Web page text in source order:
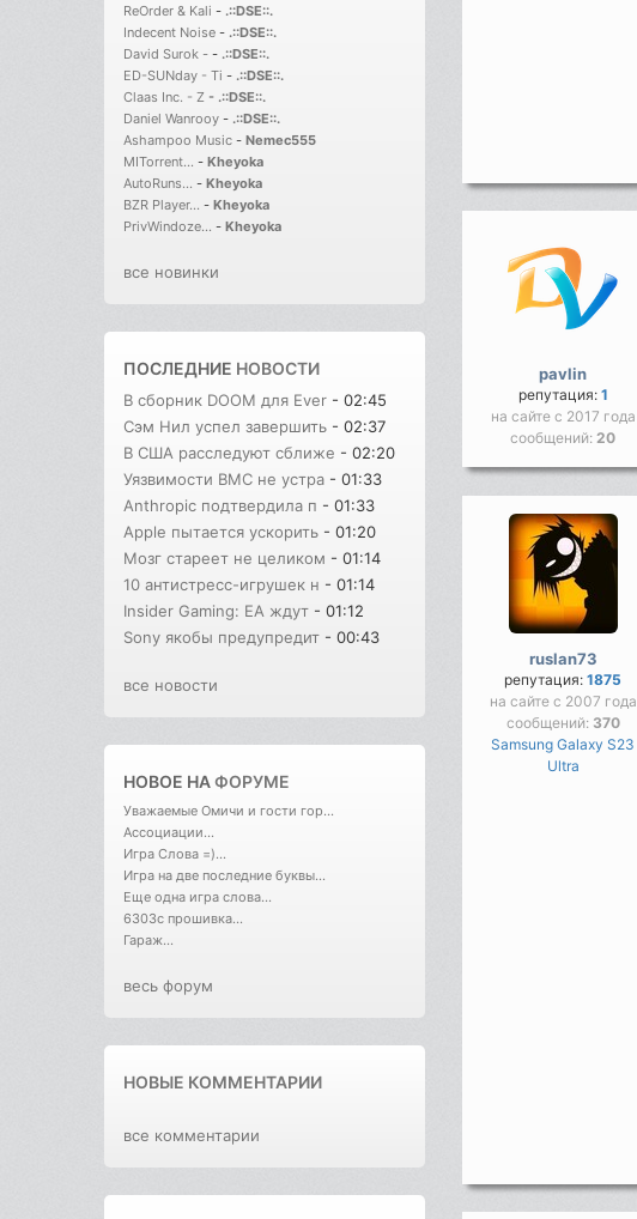
ReOrder & Kali - .::DSE::.
Indecent Noise - .::DSE::.
David Surok - - .::DSE::.
ED-SUNday - Ti - .::DSE::.
Claas Inc. - Z - .::DSE::.
Daniel Wanrooy - .::DSE::.
Ashampoo Music - Nemec555
MITorrent... - Kheyoka
AutoRuns... - Kheyoka
BZR Player... - Kheyoka
PrivWindoze... - Kheyoka
все новинки
ПОСЛЕДНИЕ НОВОСТИ
В сборник DOOM для Ever - 02:45
Сэм Нил успел завершить - 02:37
В США расследуют сближе - 02:20
Уязвимости BMC не устра - 01:33
Anthropic подтвердила п - 01:33
Apple пытается ускорить - 01:20
Мозг стареет не целиком - 01:14
10 антистресс-игрушек н - 01:14
Insider Gaming: EA ждут - 01:12
Sony якобы предупредит - 00:43
все новости
НОВОЕ НАФОРУМЕ
Уважаемые Омичи и гости гор...
Ассоциации...
Игра Слова =)...
Игра на две последние буквы...
Еще одна игра слова...
6303с прошивка...
Гараж...
весь форум
НОВЫЕ КОММЕНТАРИИ
все комментарии
pavlin
репутация: 1
на сайте с 2017 года
сообщений:20
ruslan73
репутация:1875
на сайте с 2007 года
сообщений: 370
Samsung Galaxy S23
Ultra